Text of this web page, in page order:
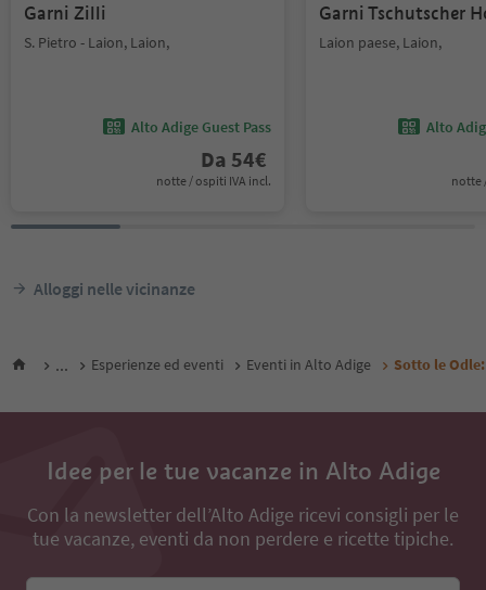
Garni Zilli
S. Pietro - Laion, Laion,
Alto Adige Guest Pass
Da 54€
notte / ospiti IVA incl.
Garni Tschutscher
Laion paese, Laion,
Alto
notte
Alloggi nelle vicinanze
... Esperienze ed eventi Eventi in Alto Adige Sotto le
Idee per le tue vacanze in Alto Adige
Con la newsletter dell’Alto Adige ricevi consigli per le
tue vacanze, eventi da non perdere e ricette tipiche.